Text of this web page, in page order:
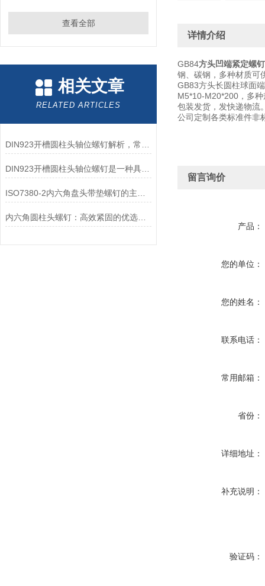
查看全部
相关文章
RELATED ARTICLES
DIN923开槽圆柱头轴位螺钉是一种具有圆柱形头部的螺钉
内六角圆柱头螺钉：高效紧固的优选螺钉
详情介绍
GB84方头凹端紧定螺钉
钢、碳钢，多种材质可
GB83方头长圆柱球面
M5*10-M20*200，多
包装发货，发快递物流
公司定制各类标准件非
留言询价
产品：
您的单位：
您的姓名：
联系电话：
常用邮箱：
省份：
详细地址：
补充说明：
验证码：